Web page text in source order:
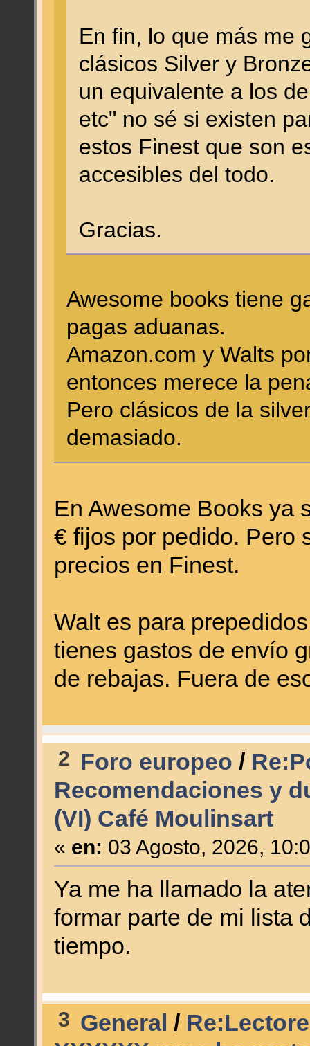
En fin, lo que más me
clásicos Silver y
un equivalente a los
etc" no sé si existen
estos Finest que son
accesibles del todo.
Gracias.
Awesome books tiene
pagas aduanas.
Amazon.com y Walts
entonces merece la
Pero clásicos de la
demasiado.
En Awesome Books ya
€ fijos por pedido. Pero
precios en Finest.
Walt es para
tienes gastos de envío
de rebajas. Fuera de
2 Foro europeo /
Recomendaciones y
(VI) Café Moulinsart
« en: 03 Agosto, 2026,
Ya me ha llamado la
formar parte de mi lista
tiempo.
3 General /